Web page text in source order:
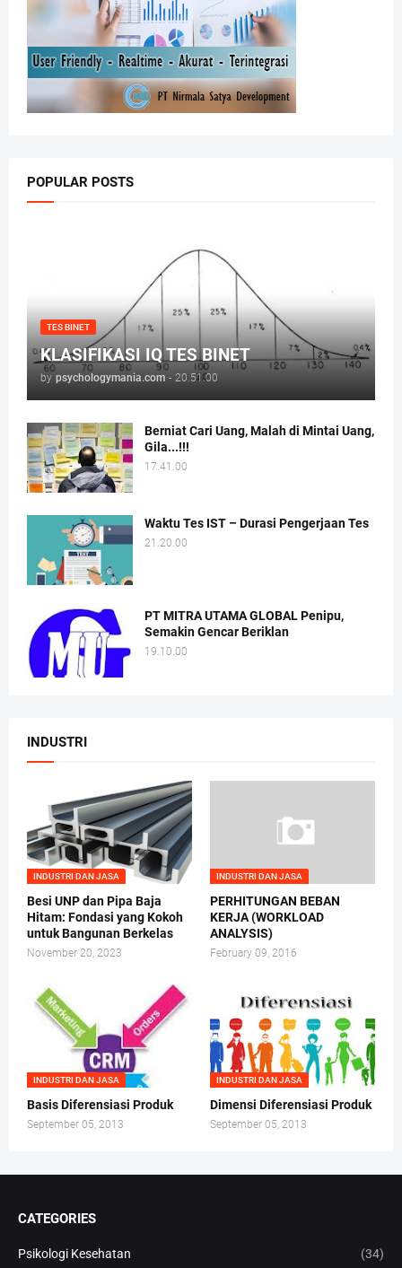
POPULAR POSTS
TES BINET
KLASIFIKASI IQ TES BINET
by psychologymania.com - 20.51.00
Berniat Cari Uang, Malah di Mintai Uang,
Gila...!!!
17.41.00
Waktu Tes IST – Durasi Pengerjaan Tes
21.20.00
PT MITRA UTAMA GLOBAL Penipu,
Semakin Gencar Beriklan
19.10.00
INDUSTRI
INDUSTRI DAN JASA
Besi UNP dan Pipa Baja
Hitam: Fondasi yang Kokoh
untuk Bangunan Berkelas
November 20, 2023
INDUSTRI DAN JASA
PERHITUNGAN BEBAN
KERJA (WORKLOAD
ANALYSIS)
February 09, 2016
INDUSTRI DAN JASA
Basis Diferensiasi Produk
September 05, 2013
INDUSTRI DAN JASA
Dimensi Diferensiasi Produk
September 05, 2013
CATEGORIES
Psikologi Kesehatan (34)